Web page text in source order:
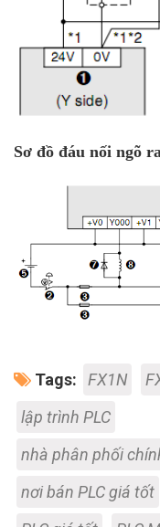
Sơ đồ đáu nối ngõ ra
Tags: FX1N
lập trình PLC
nhà phân phối
nơi bán PLC giá tốt